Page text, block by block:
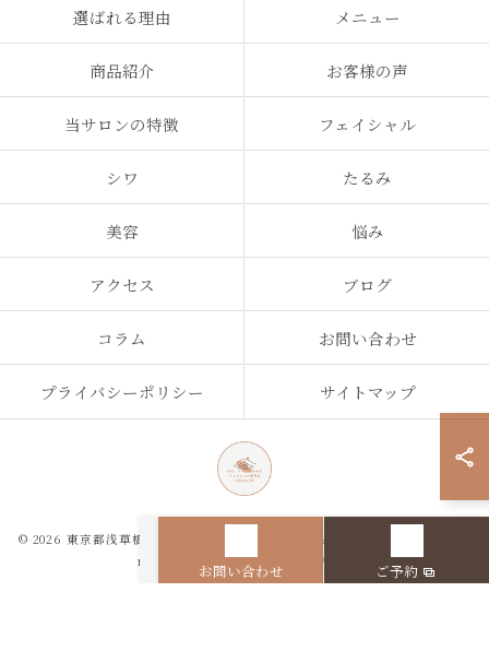
お問い合わせ ご予約
選ばれる理由 メニュー
商品紹介 お客様の声
当サロンの特徴 フェイシャル
シワ たるみ
美容 悩み
アクセス ブログ
コラム お問い合わせ
プライバシーポリシー サイトマップ
© 2026 東京都浅草橋のエステなら目の、シワとたるみのフェイシャル専門店
regalo ALL RIGHTS RESERVED.